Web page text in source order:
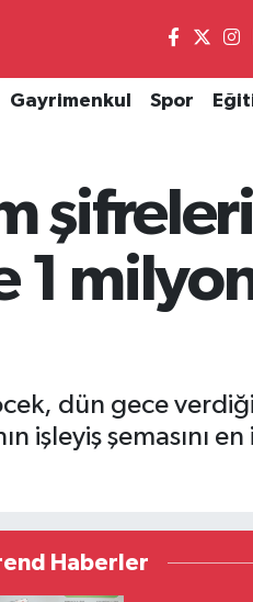
Gayrimenkul Spor
şifreleri
1
dün gece
işleyiş şemasını en
Haberler